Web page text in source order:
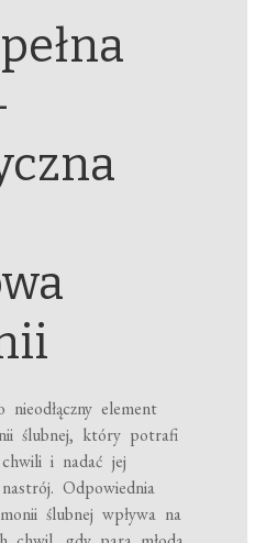
element
ślubnej, który potrafi
i nadać jej
Odpowiednia
ślubnej wpływa na